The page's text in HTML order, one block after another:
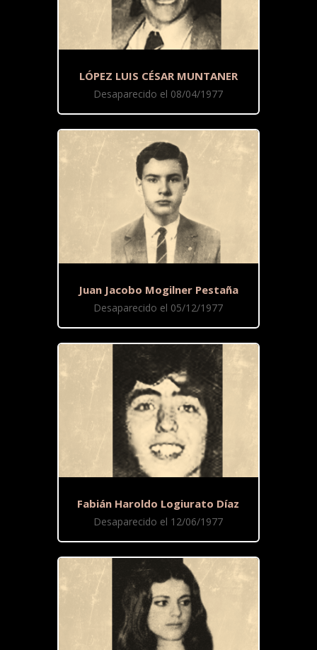
LÓPEZ LUIS CÉSAR MUNTANER
Desaparecido el 08/04/1977
Juan Jacobo Mogilner Pestaña
Desaparecido el 05/12/1977
Fabián Haroldo Logiurato Díaz
Desaparecido el 12/06/1977